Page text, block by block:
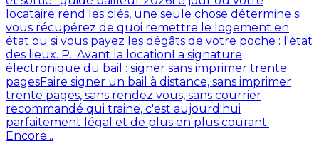
locataire rend les clés, une seule chose détermine si
vous récupérez de quoi remettre le logement en
état ou si vous payez les dégâts de votre poche : l'état
des lieux. P...Avant la locationLa signature
électronique du bail : signer sans imprimer trente
pagesFaire signer un bail à distance, sans imprimer
trente pages, sans rendez vous, sans courrier
recommandé qui traine, c'est aujourd'hui
parfaitement légal et de plus en plus courant.
Encore...